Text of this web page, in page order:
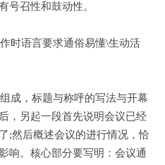
号召性和鼓动性。
时语言要求通俗易懂\生动活
成，标题与称呼的写法与开幕
，另起一段首先说明会议已经
;然后概述会议的进行情况，恰
响。核心部分要写明：会议通